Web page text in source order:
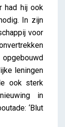
had hij ook
In zijn
voor
opgebouwd
leningen
ook sterk
in
‘Blut